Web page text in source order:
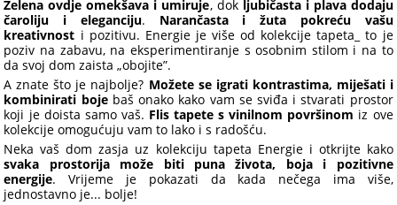
Zelena ovdje omekšava i umiruje, dok ljubičasta i plava dodaju
čaroliju i eleganciju. Narančasta i žuta pokreću vašu
kreativnost i pozitivu. Energie je više od kolekcije tapeta_ to je
poziv na zabavu, na eksperimentiranje s osobnim stilom i na to
da svoj dom zaista „obojite”.
A znate što je najbolje? Možete se igrati kontrastima, miješati i
kombinirati bojebaš onako kako vam se sviđa i stvarati prostor
koji je doista samo vaš. Flis tapete s vinilnom površinom iz ove
kolekcije omogućuju vam to lako i s radošću.
Neka vaš dom zasja uz kolekciju tapeta Energie i otkrijte kako
svaka prostorija može biti puna života, boja i pozitivne
energije. Vrijeme je pokazati da kada nečega ima više,
jednostavno je... bolje!